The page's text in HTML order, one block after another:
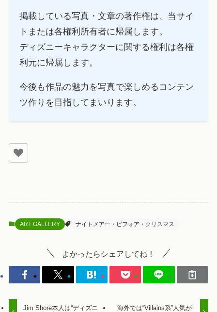
掲載している写真・文章の著作権は、当サイ
トまたは各権利所有者に帰属します。
ディズニーキャラクターに関する権利は各権
利元に帰属します。
今後も作品の魅力を写真で楽しめるコンテン
ツ作りを目指してまいります。
ART GALLERY ナイトメアー・ビフォア・クリスマス
よかったらシェアしてね！
Jim Shore本人は“ディズニ
海外では“Villains系”人気が